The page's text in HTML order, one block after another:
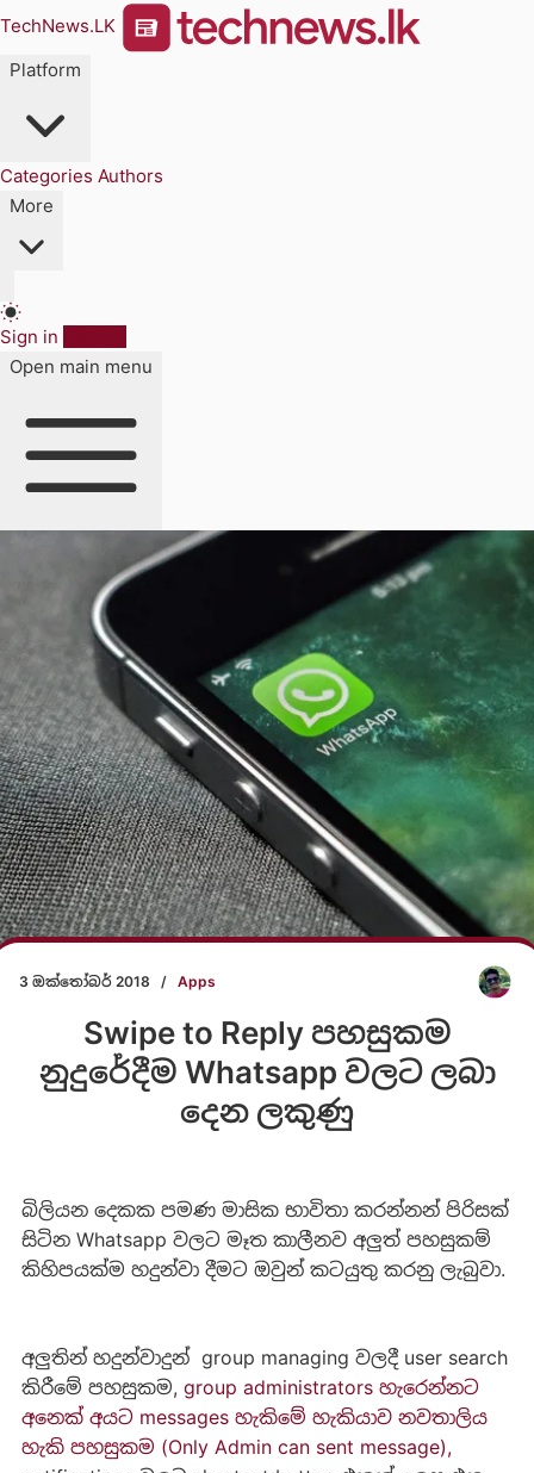
TechNews.LK
Platform
Categories Authors
More
Sign in
Open main menu
3 ඔක්තෝබර් 2018 / Apps
Swipe to Reply පහසුකම
නුදුරේදීම Whatsapp වලට ලබා
දෙන ලකුණු
බිලියන දෙකක පමණ මාසික භාවිතා කරන්නන් පිරිසක්
සිටින Whatsapp වලට මෑත කාලීනව අලුත් පහසුකම්
කිහිපයක්ම හදුන්වා දීමට ඔවුන් කටයුතු කරනු ලැබුවා.
අලුතින් හදුන්වාදුන් group managing වලදී user search
කිරීමේ පහසුකම, group administrators හැරෙන්නට
අනෙක් අයට messages හැකිමේ හැකියාව නවතාලිය
හැකි පහසුකම (Only Admin can sent message),